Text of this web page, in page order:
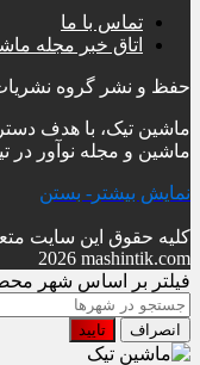
تماس با ما
اتاق خبر مجله
حفظ و نشر گروه
ماشین تیک، با هدف
ماشین و مجله نوآور در تیر 1402 آغاز به کار
نمایش بیشتر - بستن
کلیه حقوق این سایت
2026 mashintik.com
فیلتر بر اساس شهر
انصراف تایید